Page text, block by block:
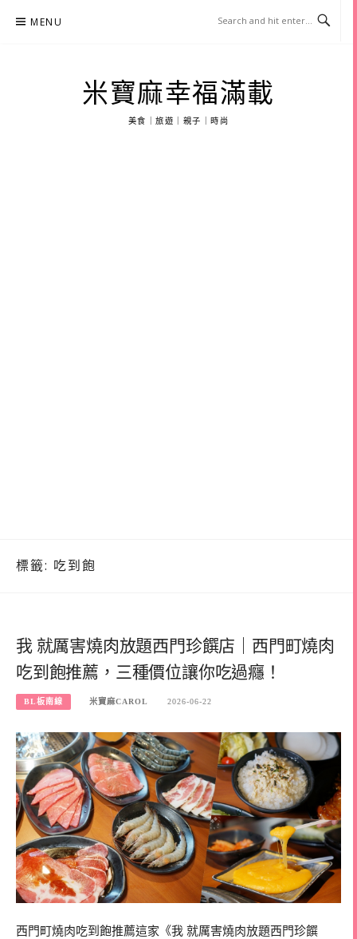
MENU
米寶麻幸福滿載
美食｜旅遊｜親子｜時尚
標籤: 吃到飽
我 就厲害燒肉放題西門珍饌店｜西門町燒肉
吃到飽推薦，三種價位讓你吃過癮！
BL板南線 米寶麻CAROL 2026-06-22
西門町燒肉吃到飽推薦這家《我 就厲害燒肉放題西門珍饌